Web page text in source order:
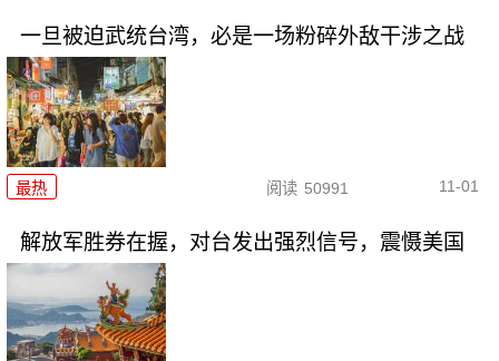
一旦被迫武统台湾，必是一场粉碎外敌干涉之战
最热 阅读 50991 11-01
解放军胜券在握，对台发出强烈信号，震慑美国